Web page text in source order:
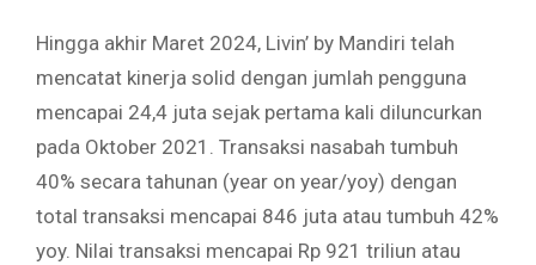
Hingga akhir Maret 2024, Livin’ by Mandiri telah
mencatat kinerja solid dengan jumlah pengguna
mencapai 24,4 juta sejak pertama kali diluncurkan
pada Oktober 2021. Transaksi nasabah tumbuh
40% secara tahunan (year on year/yoy) dengan
total transaksi mencapai 846 juta atau tumbuh 42%
yoy. Nilai transaksi mencapai Rp 921 triliun atau